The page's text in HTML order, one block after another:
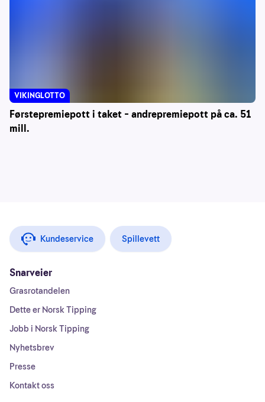
Førstepremiepott i taket – andrepremiepott på ca. 51
mill.
VIKINGLOTTO
Kundeservice Spillevett
Snarveier
Grasrotandelen
Dette er Norsk Tipping
Jobb i Norsk Tipping
Nyhetsbrev
Presse
Kontakt oss